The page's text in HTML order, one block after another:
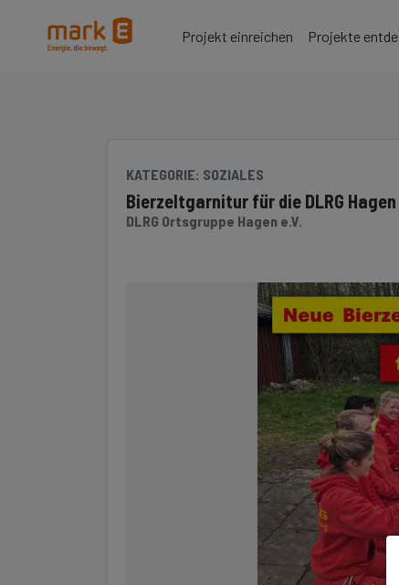
Seite
Klicken Sie, um die Navigation zu überspringen und zum Hauptteil
Projekt einreichen
Projekte
KATEGORIE: SOZIALES
Bierzeltgarnitur für die DLRG Hagen
DLRG Ortsgruppe Hagen e.V.